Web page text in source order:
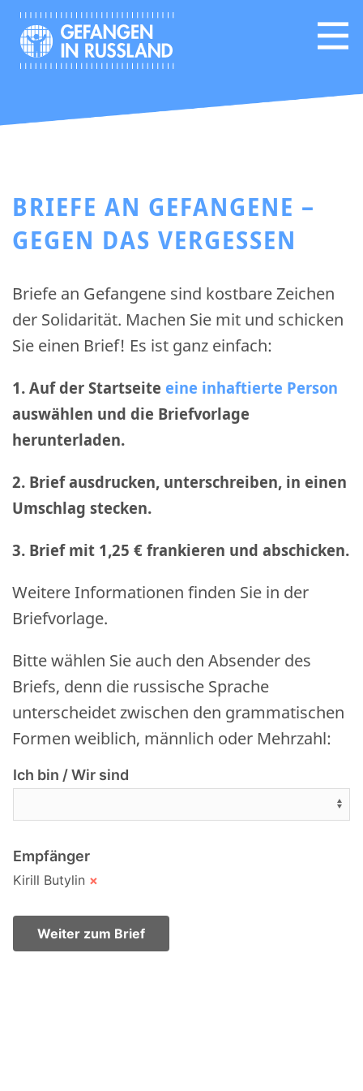
BRIEFE AN GEFANGENE –
GEGEN DAS VERGESSEN
Briefe an Gefangene sind kostbare Zeichen
der Solidarität. Machen Sie mit und schicken
Sie einen Brief! Es ist ganz einfach:
1. Auf der Startseite eine inhaftierte Person
auswählen und die Briefvorlage
herunterladen.
2. Brief ausdrucken, unterschreiben, in einen
Umschlag stecken.
3. Brief mit 1,25 € frankieren und abschicken.
Weitere Informationen finden Sie in der
Briefvorlage.
Bitte wählen Sie auch den Absender des
Briefs, denn die russische Sprache
unterscheidet zwischen den grammatischen
Formen weiblich, männlich oder Mehrzahl:
Ich bin / Wir sind
Empfänger
Kirill Butylin ×
Weiter zum Brief